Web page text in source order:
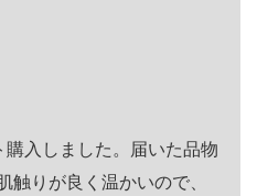
入しました。届いた品物
触りが良く温かいので、